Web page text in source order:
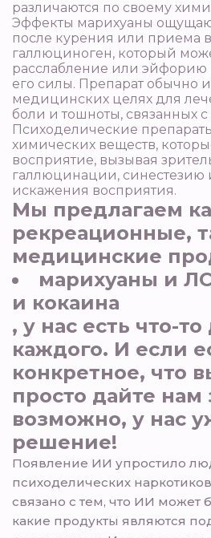
различаются по своему
Эффекты марихуаны
после курения или приема
галлюциноген, который
расслабление или эйфорию
его силы. Препарат обычно
медицинских целях для
боли и тошноты, связанных
Психоделические
химических веществ,
восприятие, вызывая
галлюцинации, синестезию
искажения восприятия.
Мы предлагаем
рекреационные,
медицинские
марихуаны и
и кокаина
, у нас есть что-то
каждого. И если
конкретное, что
просто дайте нам
возможно, у нас
решение!
Появление ИИ упростило
психоделических
связано с тем, что ИИ может
какие продукты являются